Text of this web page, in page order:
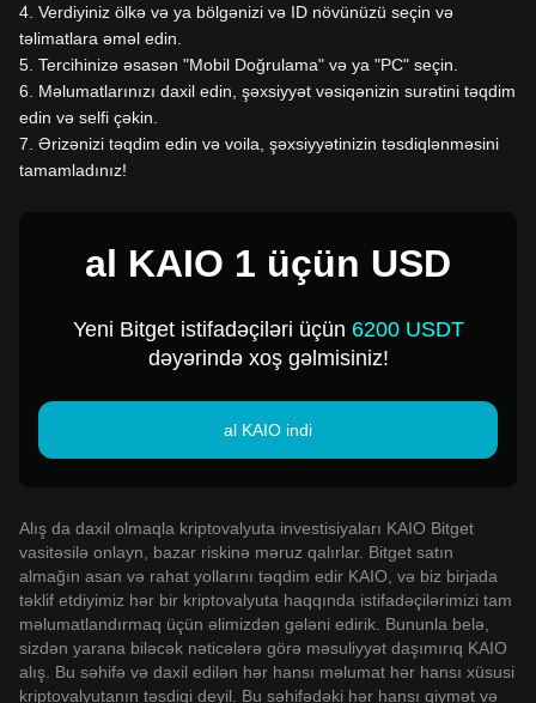
4 Verdiyiniz ölkə və ya bölgənizi və ID növünüzü seçin və
təlimatlara əməl edin.
5 Tercihinizə əsasən "Mobil Doğrulama" və ya "PC" seçin.
6
Məlumatlarınızı daxil edin, şəxsiyyət vəsiqənizin surətini təqdim
edin və selfi çəkin.
7 Ərizənizi təqdim edin və voila, şəxsiyyətinizin təsdiqlənməsini
tamamladınız!
al KAIO 1 üçün USD
Yeni Bitget istifadəçiləri üçün 6200 USDT
dəyərində xoş gəlmisiniz!
al KAIO indi
Alış da daxil olmaqla kriptovalyuta investisiyaları KAIO Bitget
vasitəsilə onlayn, bazar riskinə məruz qalırlar. Bitget satın
almağın asan və rahat yollarını təqdim edir KAIO, və biz birjada
təklif etdiyimiz hər bir kriptovalyuta haqqında istifadəçilərimizi tam
məlumatlandırmaq üçün əlimizdən gələni edirik. Bununla belə,
sizdən yarana biləcək nəticələrə görə məsuliyyət daşımırıq KAIO
alış. Bu səhifə və daxil edilən hər hansı məlumat hər hansı xüsusi
kriptovalyutanın təsdiqi deyil. Bu səhifədəki hər hansı qiymət və